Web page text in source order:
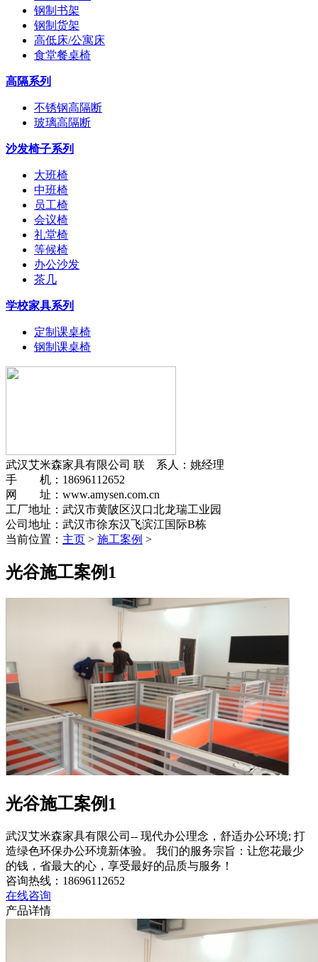
钢制书架
钢制货架
高低床/公寓床
食堂餐桌椅
高隔系列
不锈钢高隔断
玻璃高隔断
沙发椅子系列
大班椅
中班椅
员工椅
会议椅
礼堂椅
等候椅
办公沙发
茶几
学校家具系列
定制课桌椅
钢制课桌椅
武汉艾米森家具有限公司 联 系人：姚经理
手 机：18696112652
网 址：www.amysen.com.cn
工厂地址：武汉市黄陂区汉口北龙瑞工业园
公司地址：武汉市徐东汉飞滨江国际B栋
当前位置： 主页 > 施工案例 >
光谷施工案例1
光谷施工案例1
武汉艾米森家具有限公司-- 现代办公理念，舒适办公环境; 打
造绿色环保办公环境新体验。 我们的服务宗旨：让您花最少
的钱，省最大的心，享受最好的品质与服务！
咨询热线： 18696112652
在线咨询
产品详情